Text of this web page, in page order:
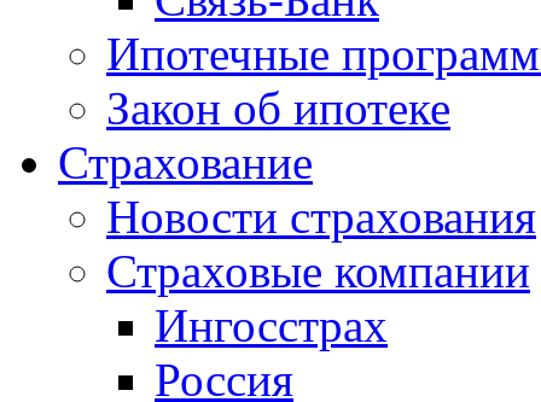
Ипотечные
Закон об ипотеке
Страхование
Новости страхования
Страховые компании
Ингосстрах
Россия